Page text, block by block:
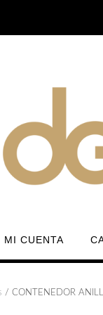
MI CUENTA
/ CONTENEDOR